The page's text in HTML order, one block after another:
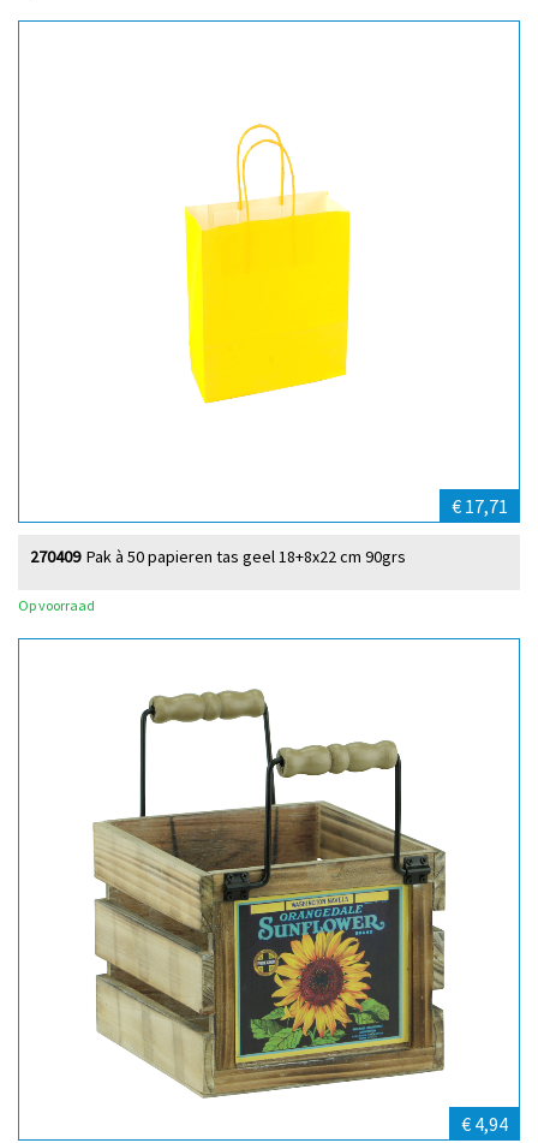
€ 17,71
Pak à 50 papieren tas geel 18+8x22 cm 90grs
270409
Op voorraad
€ 4,94